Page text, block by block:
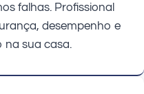
falhas. Profissional
desempenho e
na sua casa.